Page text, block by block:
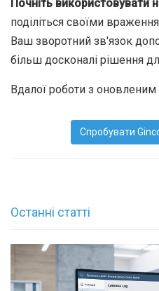
Почніть використовувати
поділіться своїми
Ваш зворотний зв'язок
більш досконалі рішення
Вдалої роботи з оновленим
Спробувати
Останні статті